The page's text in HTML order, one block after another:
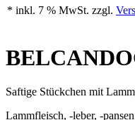
* inkl. 7 % MwSt. zzgl.
Saftige Stückchen mit
Lammfleisch, -leber, -